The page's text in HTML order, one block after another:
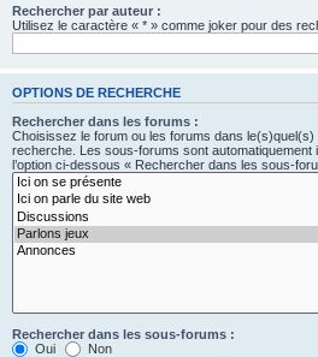
Rechercher par auteur :
Utilisez le caractère « * » comme joker pour des
OPTIONS DE RECHERCHE
Rechercher dans les forums :
Choisissez le forum ou les forums dans
recherche. Les sous-forums sont
l’option ci-dessous « Rechercher dans les sous-
Rechercher dans les sous-forums :
Oui
Non